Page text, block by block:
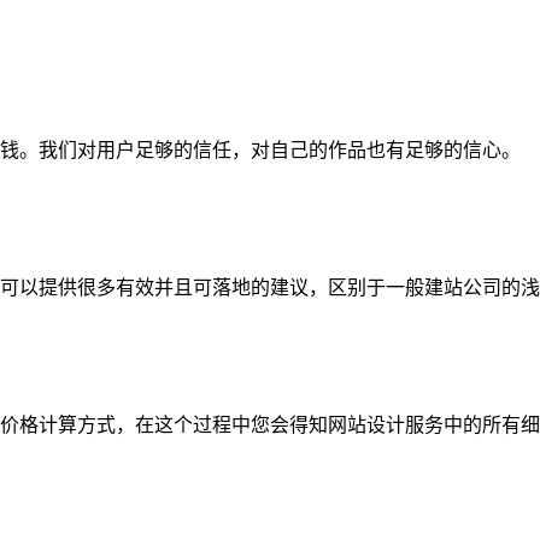
我们对用户足够的信任，对自己的作品也有足够的信心。
提供很多有效并且可落地的建议，区别于一般建站公司的浅
计算方式，在这个过程中您会得知网站设计服务中的所有细